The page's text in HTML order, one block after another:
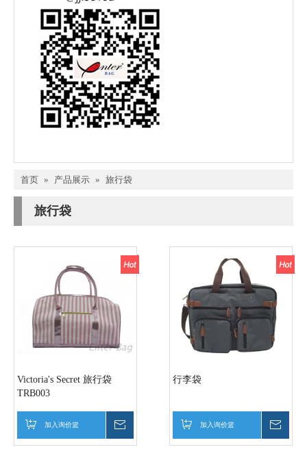
首页 » 产品展示 » 旅行袋
旅行袋
Victoria's Secret 旅行袋
TRB003
加入询价篮
行李袋
加入询价篮